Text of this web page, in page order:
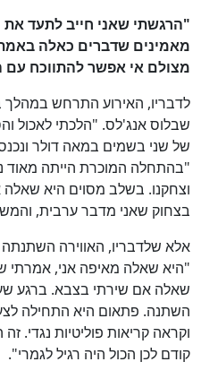
"הרגשתי שאני חייב לתעד
מאמינים שדברים כאלה
מצולם אי אפשר להתווכח עם
לדבריו, האירוע התרחש במהלך
שבלוס אנג'לס. "הלכתי לאכול
של שני בשמים במאה דולר
"בהתחלה המוכרת הייתה מאוד
וצחקנו. בשלב מסוים היא שאלה
בצחוק שאני מדבר ערבית,
אלא שלדבריו, האווירה
"היא שאלה מאיפה אני, אמרתי
שאלה אם שירתי בצבא. ברגע
השתנה. פתאום היא התחילה
וקראה קריאות פוליטיות נגדי.
קודם לכן הכול היה רגיל לגמרי".